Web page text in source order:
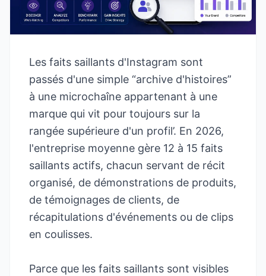
Les faits saillants d'Instagram sont
passés d'une simple “archive d'histoires”
à une microchaîne appartenant à une
marque qui vit pour toujours sur la
rangée supérieure d'un profil’. En 2026,
l'entreprise moyenne gère 12 à 15 faits
saillants actifs, chacun servant de récit
organisé, de démonstrations de produits,
de témoignages de clients, de
récapitulations d'événements ou de clips
en coulisses.
Parce que les faits saillants sont visibles